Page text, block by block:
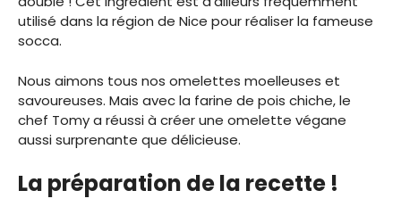
utilisé dans la région de Nice pour réaliser la fameuse
socca.
Nous aimons tous nos omelettes moelleuses et
savoureuses. Mais avec la farine de pois chiche, le
chef Tomy a réussi à créer une omelette végane
aussi surprenante que délicieuse.
La préparation de la recette !